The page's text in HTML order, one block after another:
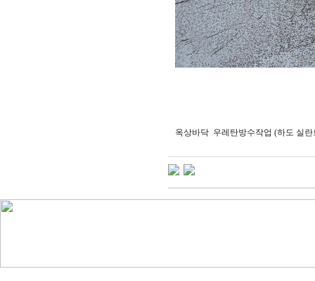
옥상바닥 우레탄방수작업 (하도 실